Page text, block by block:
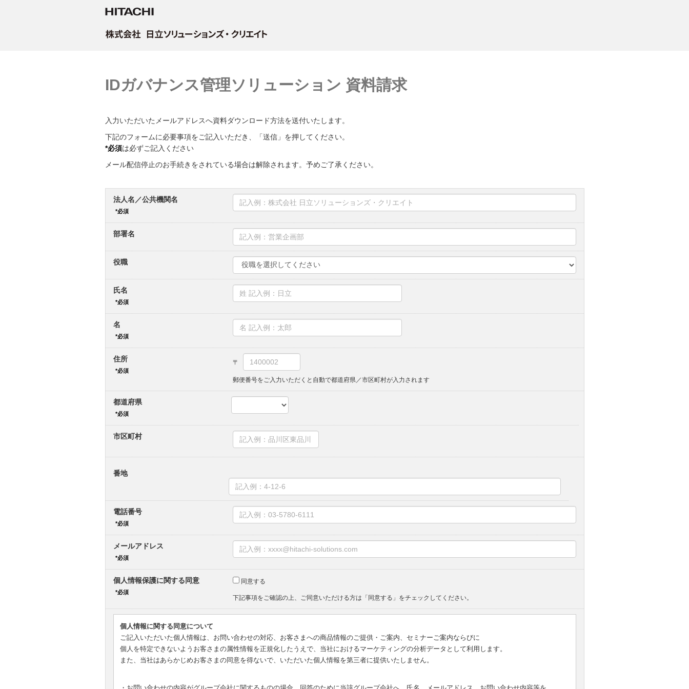
IDガバナンス管理ソリューション 資料請求
入力いただいたメールアドレスへ資料ダウンロード方法を送付いたします。
下記のフォームに必要事項をご記入いただき、
「送信」 を押してください。
*必須は必ずご記入ください
メール配信停止のお手続きをされている場合は解除されます。予めご了承ください。
法人名／公共機関名
部署名
役職
氏名
名
住所
郵便番号をご入力いただくと自動で都道府県／市区町村が入力されます
都道府県
市区町村
番地
電話番号
メールアドレス
個人情報保護に関する同意 同意する
下記事項をご確認の上、ご同意いただける方は「同意する」をチェックしてください。
個人情報に関する同意について
ご記入いただいた個人情報は、お問い合わせの対応、お客さまへの商品情報のご提供・ご案内、セミナーご案内ならびに
個人を特定できないようお客さまの属性情報を正規化したうえで、当社におけるマーケティングの分析データとして利用します。
また、当社はあらかじめお客さまの同意を得ないで、いただいた個人情報を第三者に提供いたしません。